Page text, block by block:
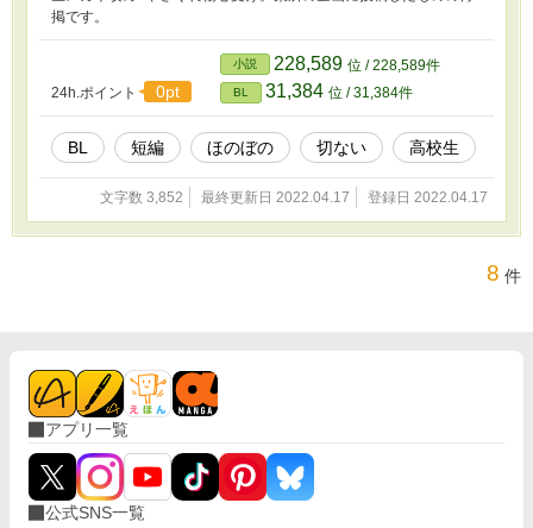
掲です。
24h.ポイント 0pt
小説 228,589 位 / 228,589件
BL 31,384 位 / 31,384件
BL 短編 ほのぼの 切ない 高校生
文字数 3,852 最終更新日 2022.04.17 登録日 2022.04.17
8 件
アプリ一覧
公式SNS一覧